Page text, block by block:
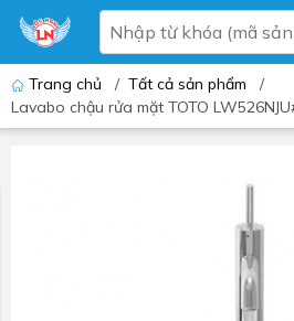
Trang chủ / Tất cả sản phẩm
/
Lavabo chậu rửa mặt TOTO